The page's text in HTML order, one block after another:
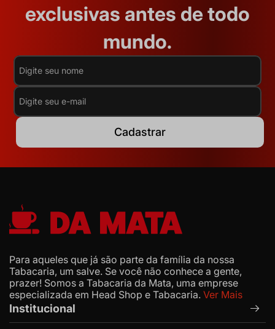
exclusivas antes de todo
mundo.
Cadastrar
Para aqueles que já são parte da família da nossa
Tabacaria, um salve. Se você não conhece a gente,
prazer! Somos a Tabacaria da Mata, uma emprese
especializada em Head Shop e Tabacaria. Ver Mais
Institucional